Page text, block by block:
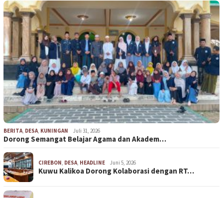
BERITA, DESA, KUNINGAN Juli 31, 2026
Dorong Semangat Belajar Agama dan Akadem…
CIREBON, DESA, HEADLINE Juni 5, 2026
Kuwu Kalikoa Dorong Kolaborasi dengan RT…